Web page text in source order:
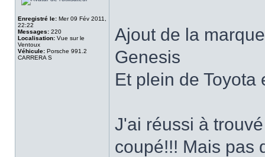
Enregistré le: Mer 09 Fév 2011,
22:22
Messages: 220
Localisation: Vue sur le
Ventoux
Véhicule: Porsche 991.2
CARRERA S
Ajout de la
Genesis
Et plein de Toyota
J'ai réussi à
coupé!!! Mais pas